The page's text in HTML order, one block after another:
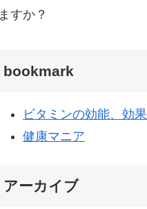
ますか？
bookmark
ビタミンの効能、効果
健康マニア
アーカイブ